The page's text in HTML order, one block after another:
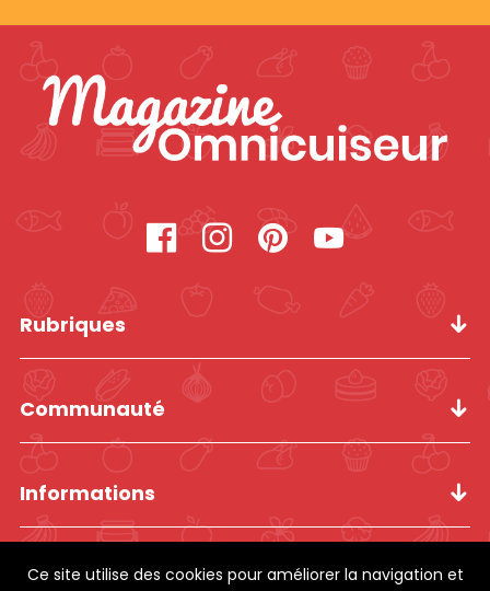
Rubriques
Communauté
Informations
Ce site utilise des cookies pour améliorer la navigation et